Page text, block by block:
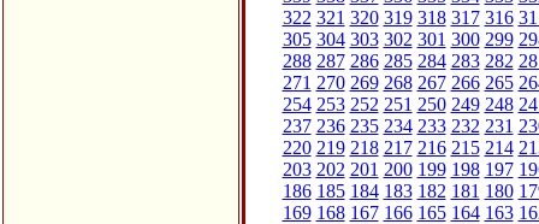
322 321 320 319 318 317 316
305 304 303 302 301 300 299
288 287 286 285 284 283 282
271 270 269 268 267 266 265
254 253 252 251 250 249 248
237 236 235 234 233 232 231
220 219 218 217 216 215 214
203 202 201 200 199 198 197
186 185 184 183 182 181 180
169 168 167 166 165 164 163